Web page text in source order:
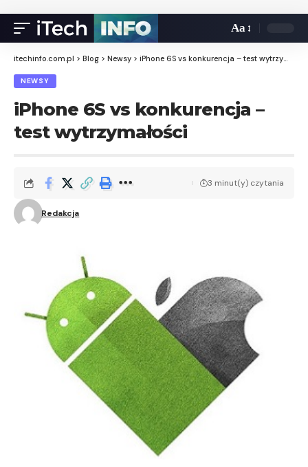
Aa
itechinfo.com.pl > Blog > Newsy > iPhone 6S vs konkurencja – test wytrzymałości
NEWSY
iPhone 6S vs konkurencja –
test wytrzymałości
Redakcja
3 minut(y) czytania